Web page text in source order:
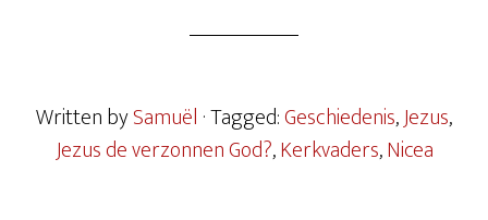
Written bySamuël · Tagged:Geschiedenis,Jezus,
Jezus de verzonnen God?,Kerkvaders,Nicea